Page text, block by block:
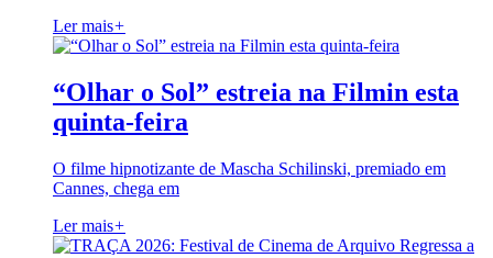
Ler mais+
“Olhar o Sol” estreia na Filmin esta
quinta-feira
O filme hipnotizante de Mascha Schilinski, premiado em
Cannes, chega em
Ler mais+